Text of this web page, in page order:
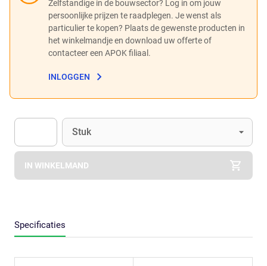
Zelfstandige in de bouwsector? Log in om jouw
persoonlijke prijzen te raadplegen. Je wenst als
particulier te kopen? Plaats de gewenste producten in
het winkelmandje en download uw offerte of
contacteer een APOK filiaal.
INLOGGEN
Apok.Product.Detail.AddToCart.Quantity (Optioneel)
Eenheid
Stuk
IN WINKELMAND
Specificaties